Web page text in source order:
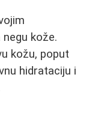
kože.
kožu, poput
hidrataciju i